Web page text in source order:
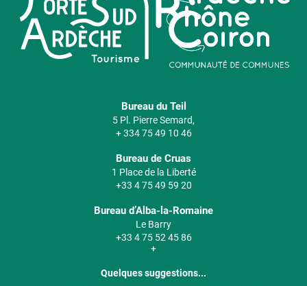
Bureau du Teil
5 Pl. Pierre Semard,
+ 334 75 49 10 46
Bureau de Cruas
1 Place de la Liberté
+33 4 75 49 59 20
Bureau d’Alba-la-Romaine
Le Barry
+33 4 75 52 45 86
+
Quelques suggestions...